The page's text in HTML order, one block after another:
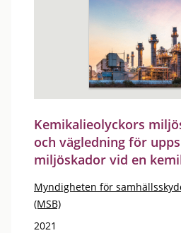
Kemikalieolyckors
och vägledning för
miljöskador vid en
Myndigheten för
(MSB)
2021